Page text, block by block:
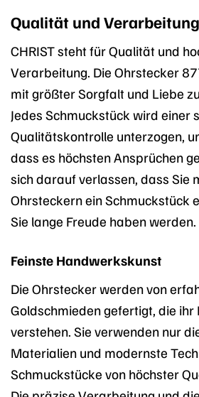
Qualität und Verarbeitung
CHRIST steht für Qualität und
Verarbeitung. Die Ohrstecker
mit größter Sorgfalt und Liebe
Jedes Schmuckstück wird einer
Qualitätskontrolle unterzogen,
dass es höchsten Ansprüchen
sich darauf verlassen, dass Sie
Ohrsteckern ein Schmuckstück
Sie lange Freude haben werden.
Feinste Handwerkskunst
Die Ohrstecker werden von
Goldschmieden gefertigt, die
verstehen. Sie verwenden nur
Materialien und modernste
Schmuckstücke von höchster